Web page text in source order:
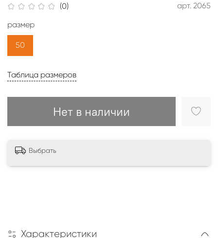
(0) арт. 2065
Таблица размеров
Нет в наличии
размер
50
Выбрать
Характеристики